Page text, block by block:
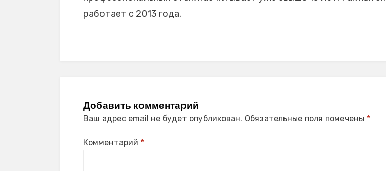
работает с 2013 года.
Добавить комментарий
Ваш адрес email не будет опубликован. Обязательные поля помечены *
Комментарий *